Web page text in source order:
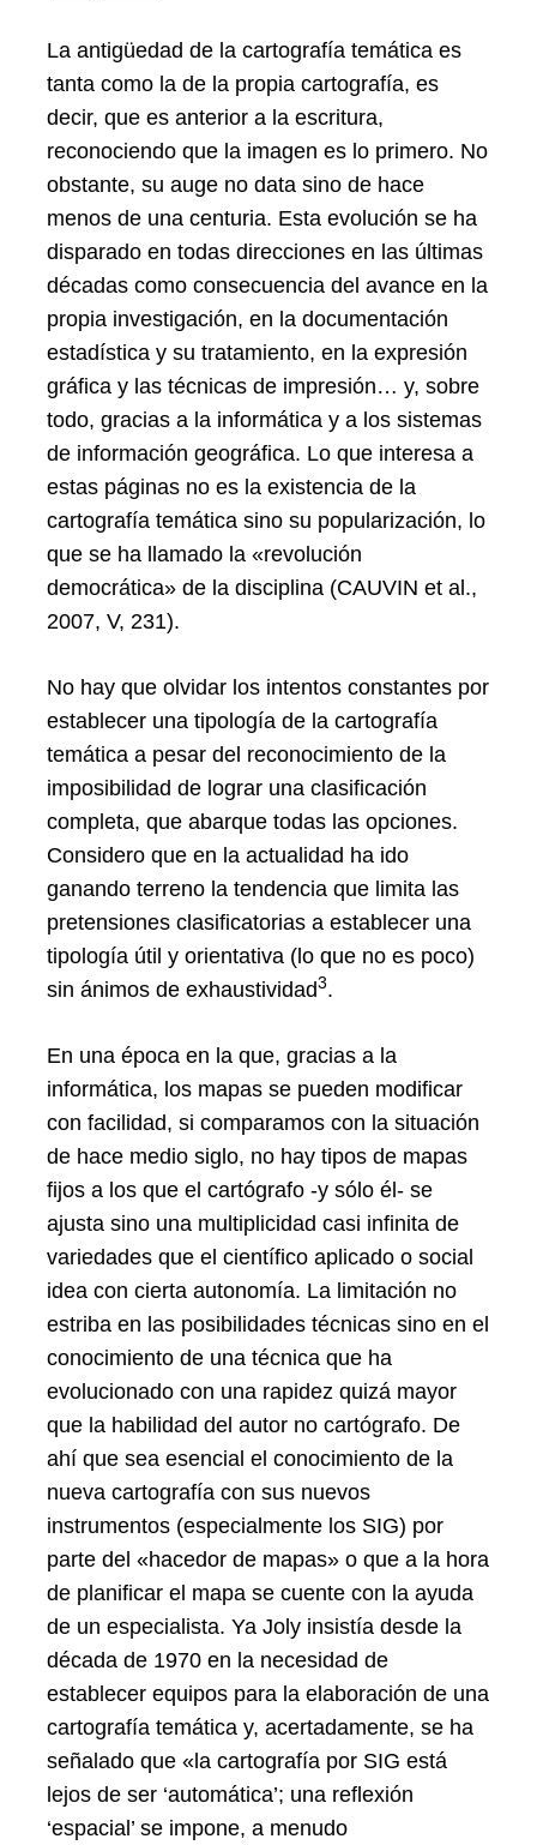
La antigüedad de la cartografía temática es
tanta como la de la propia cartografía, es
decir, que es anterior a la escritura,
reconociendo que la imagen es lo primero. No
obstante, su auge no data sino de hace
menos de una centuria. Esta evolución se ha
disparado en todas direcciones en las últimas
décadas como consecuencia del avance en la
propia investigación, en la documentación
estadística y su tratamiento, en la expresión
gráfica y las técnicas de impresión… y, sobre
todo, gracias a la informática y a los sistemas
de información geográfica. Lo que interesa a
estas páginas no es la existencia de la
cartografía temática sino su popularización, lo
que se ha llamado la «revolución
democrática» de la disciplina (CAUVIN et al.,
2007, V, 231).
No hay que olvidar los intentos constantes por
establecer una tipología de la cartografía
temática a pesar del reconocimiento de la
imposibilidad de lograr una clasificación
completa, que abarque todas las opciones.
Considero que en la actualidad ha ido
ganando terreno la tendencia que limita las
pretensiones clasificatorias a establecer una
tipología útil y orientativa (lo que no es poco)
sin ánimos de exhaustividad3.
En una época en la que, gracias a la
informática, los mapas se pueden modificar
con facilidad, si comparamos con la situación
de hace medio siglo, no hay tipos de mapas
fijos a los que el cartógrafo -y sólo él- se
ajusta sino una multiplicidad casi infinita de
variedades que el científico aplicado o social
idea con cierta autonomía. La limitación no
estriba en las posibilidades técnicas sino en el
conocimiento de una técnica que ha
evolucionado con una rapidez quizá mayor
que la habilidad del autor no cartógrafo. De
ahí que sea esencial el conocimiento de la
nueva cartografía con sus nuevos
instrumentos (especialmente los SIG) por
parte del «hacedor de mapas» o que a la hora
de planificar el mapa se cuente con la ayuda
de un especialista. Ya Joly insistía desde la
década de 1970 en la necesidad de
establecer equipos para la elaboración de una
cartografía temática y, acertadamente, se ha
señalado que «la cartografía por SIG está
lejos de ser ‘automática’; una reflexión
‘espacial’ se impone, a menudo